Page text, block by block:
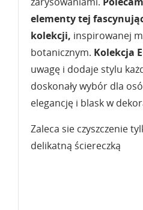
elementy tej
kolekcji, inspirowanej
botanicznym. Kolekcja
uwagę i dodaje stylu
doskonały wybór dla
elegancję i blask w
Zaleca sie czyszczenie
delikatną ściereczką